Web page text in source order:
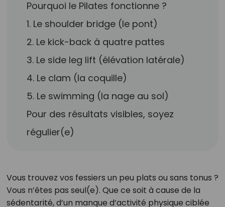
Pourquoi le Pilates fonctionne ?
1. Le shoulder bridge (le pont)
2. Le kick-back à quatre pattes
3. Le side leg lift (élévation latérale)
4. Le clam (la coquille)
5. Le swimming (la nage au sol)
Pour des résultats visibles, soyez
régulier(e)
Vous trouvez vos fessiers un peu plats ou sans tonus ?
Vous n’êtes pas seul(e). Que ce soit à cause de la
sédentarité, d’un manque d’activité physique ciblée